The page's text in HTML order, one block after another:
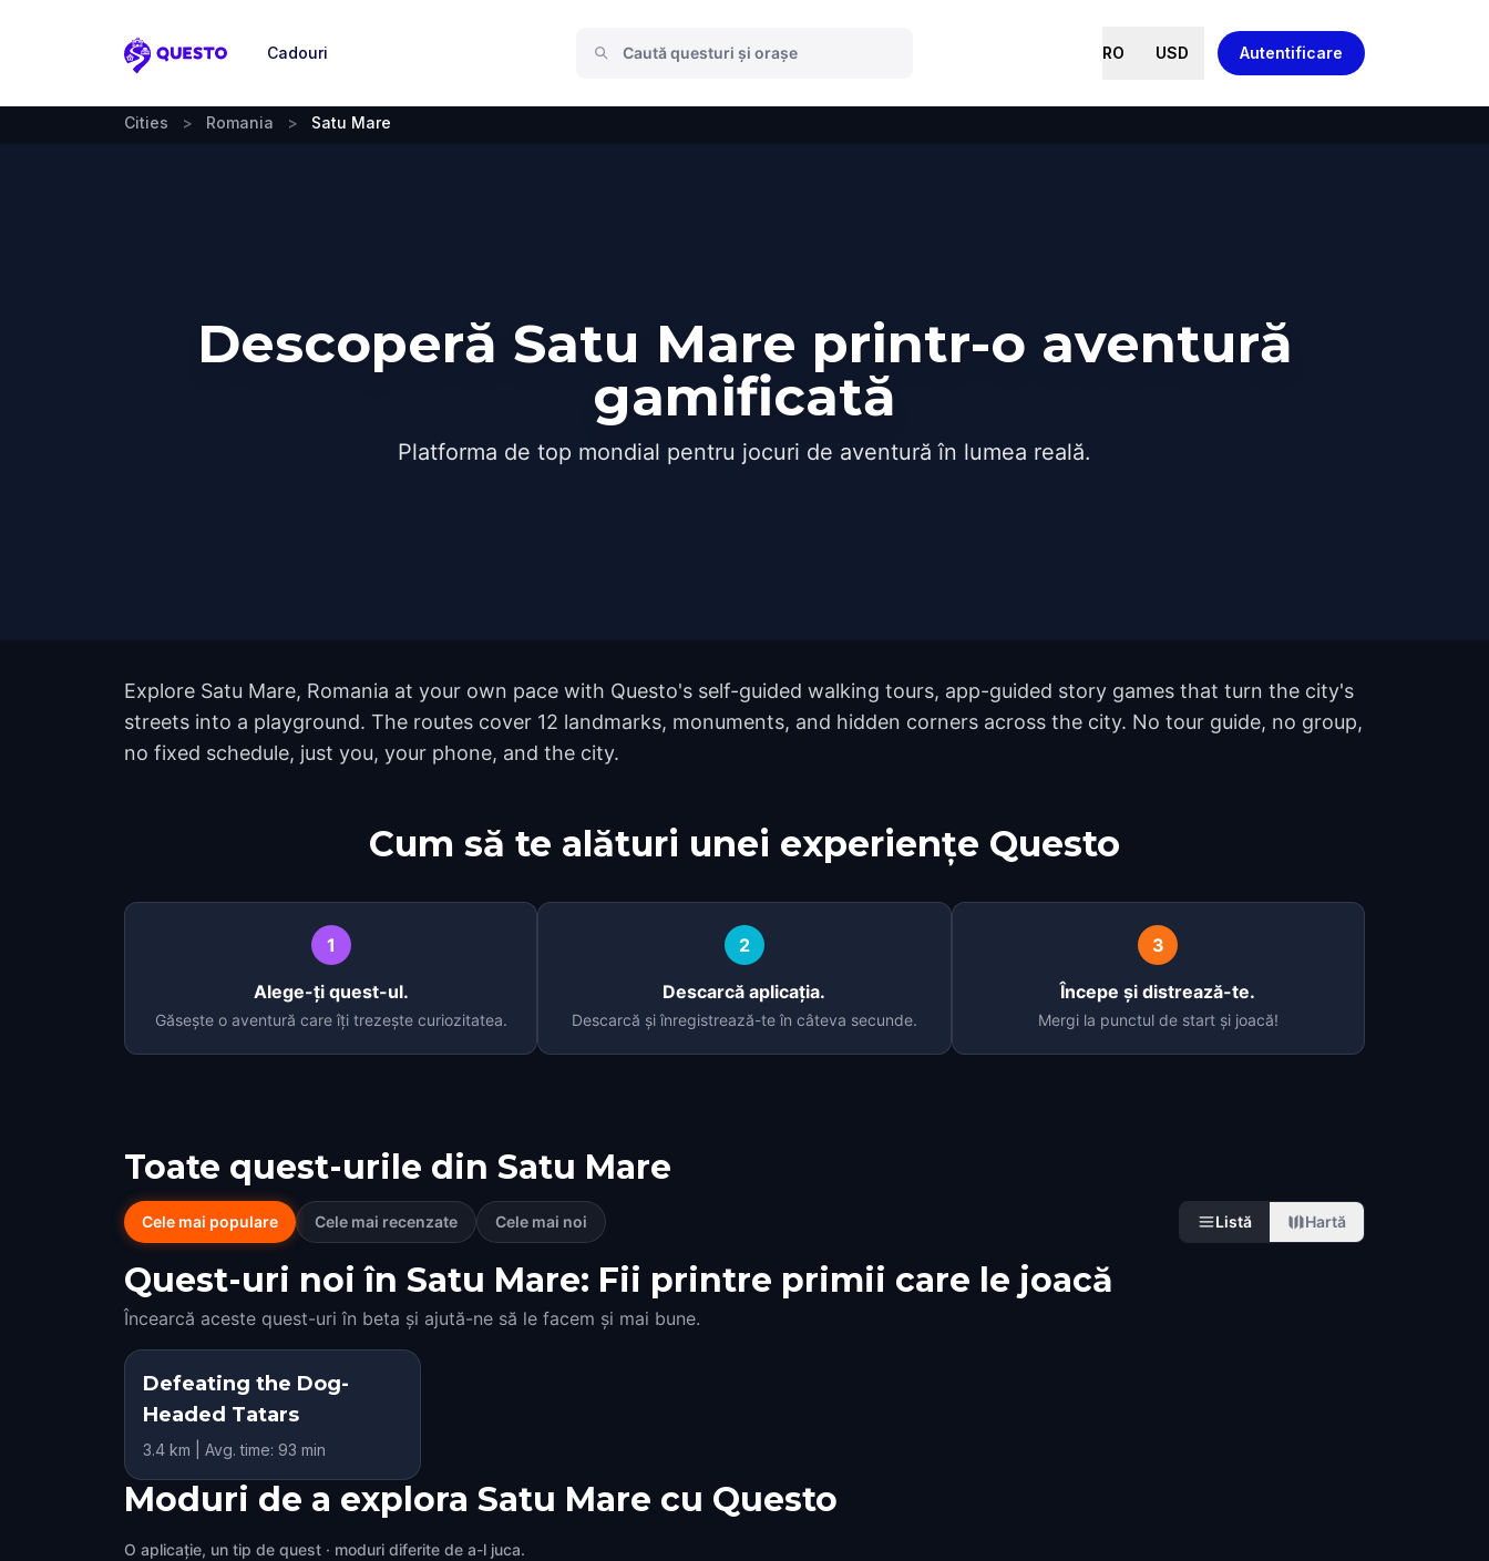
Questo
Cadouri RO USD Autentificare
Cities > Romania > Satu Mare
Descoperă Satu Mare printr-o aventură
gamificată
Platforma de top mondial pentru jocuri de aventură în lumea reală.
Explore Satu Mare, Romania at your own pace with Questo's self-guided walking tours, app-guided story games that turn the city's
streets into a playground. The routes cover 12 landmarks, monuments, and hidden corners across the city. No tour guide, no group,
no fixed schedule, just you, your phone, and the city.
Cum să te alături unei experiențe Questo
1
Alege-ți quest-ul.
Găsește o aventură care îți trezește curiozitatea.
2
Descarcă aplicația.
Descarcă și înregistrează-te în câteva secunde.
3
Începe și distrează-te.
Mergi la punctul de start și joacă!
Toate quest-urile din Satu Mare
Cele mai populare Cele mai recenzate Cele mai noi Listă Hartă
Quest-uri noi în Satu Mare: Fii printre primii care le joacă
Încearcă aceste quest-uri în beta și ajută-ne să le facem și mai bune.
Defeating the Dog-
Headed Tatars
3.4 km | Avg. time: 93 min
Moduri de a explora Satu Mare cu Questo
O aplicație, un tip de quest · moduri diferite de a-l juca.